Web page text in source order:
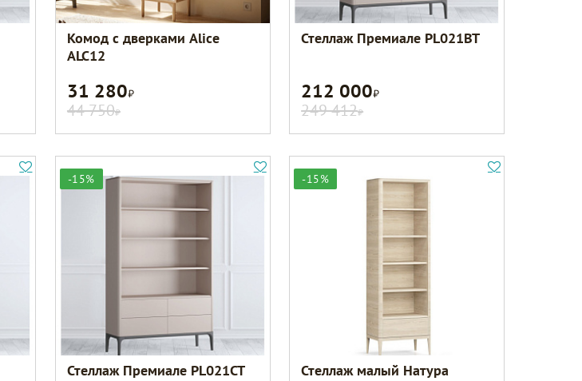
Комод с дверками Alice
ALC12
31 280Р
44 750Р
Стеллаж Премиале PL021BT
212 000Р
249 412Р
-15%
Стеллаж Премиале PL021CT
-15%
Стеллаж малый Натура